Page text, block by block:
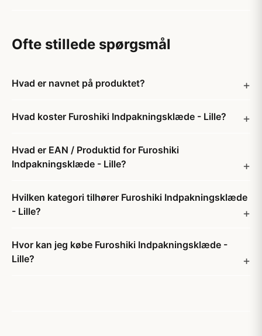
Ofte stillede spørgsmål
Hvad er navnet på produktet?
Hvad koster Furoshiki Indpakningsklæde - Lille?
Hvad er EAN / Produktid for Furoshiki
Indpakningsklæde - Lille?
Hvilken kategori tilhører Furoshiki Indpakningsklæde
- Lille?
Hvor kan jeg købe Furoshiki Indpakningsklæde -
Lille?